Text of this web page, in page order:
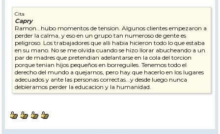
Cita
Capry
Ramon...hubo momentos de tension. Algunos clientes empezaron a
perder la calma, y eso en un grupo tan numeroso de gente es
peligroso. Los trabajadores que alli habia hicieron todo lo que estaba
en su mano. No se me olvida cuando se hizo llorar abucheando a un
par de madres que pretendian adelantarse en la cola del torcion
porque tenian hijos pequeños en borreguiles. Tenemos todo el
derecho del mundo a quejarnos, pero hay que hacerlo en los lugares
adecuados y ante las personas correctas...y desde luego nunca
debieramos perder la educacion y la humanidad.